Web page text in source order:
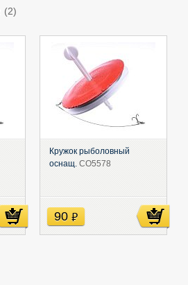
(2)
Кружок рыболовный
оснащ. СО5578
90 руб